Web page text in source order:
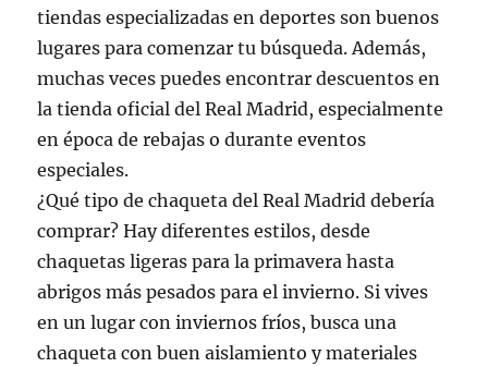
tiendas especializadas en deportes son buenos
lugares para comenzar tu búsqueda. Además,
muchas veces puedes encontrar descuentos en
la tienda oficial del Real Madrid, especialmente
en época de rebajas o durante eventos
especiales.
¿Qué tipo de chaqueta del Real Madrid debería
comprar? Hay diferentes estilos, desde
chaquetas ligeras para la primavera hasta
abrigos más pesados para el invierno. Si vives
en un lugar con inviernos fríos, busca una
chaqueta con buen aislamiento y materiales